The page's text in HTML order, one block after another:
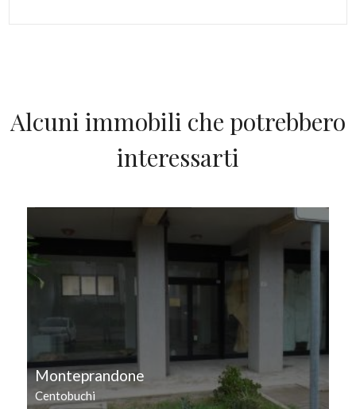
Alcuni immobili che potrebbero
interessarti
Monteprandone
Centobuchi